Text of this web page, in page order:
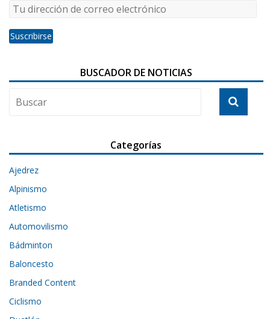
BUSCADOR DE NOTICIAS
Categorías
Ajedrez
Alpinismo
Atletismo
Automovilismo
Bádminton
Baloncesto
Branded Content
Ciclismo